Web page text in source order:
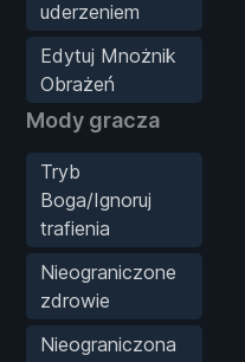
uderzeniem
Edytuj Mnożnik
Obrażeń
Mody gracza
Tryb
Boga/Ignoruj
trafienia
Nieograniczone
zdrowie
Nieograniczona